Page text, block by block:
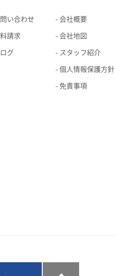
い合わせ
請求
グ
会社概要
会社地図
スタッフ紹介
個人情報保護方針
免責事項